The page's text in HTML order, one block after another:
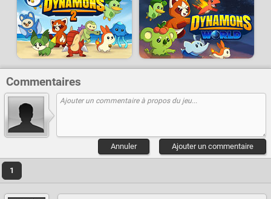
Commentaires
Ajouter un commentaire
Annuler
1